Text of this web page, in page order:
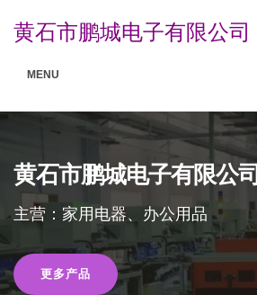
黄石市鹏城电子有限公司
MENU
黄石市鹏城电子有限公司
主营：家用电器、办公用品
更多产品